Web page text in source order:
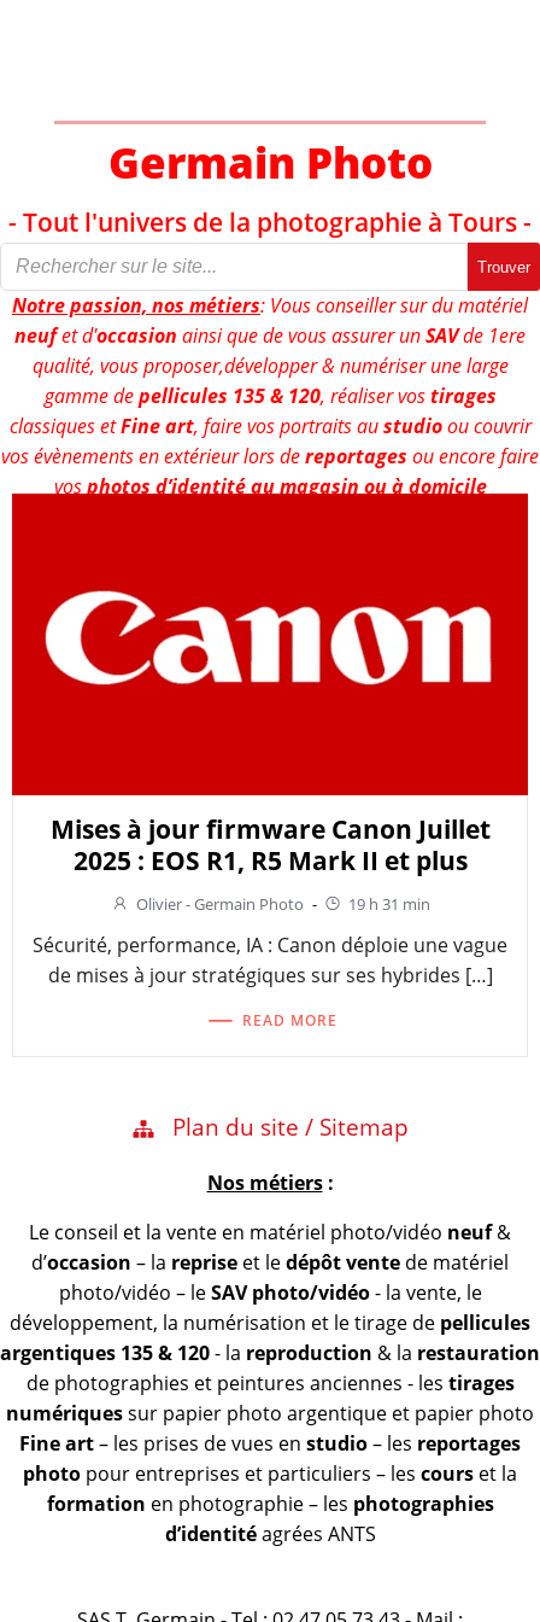
Germain Photo
- Tout l'univers de la photographie à Tours -
Trouver
Notre passion, nos métiers: Vous conseiller sur du matériel
neufet d'occasion ainsi que de vous assurer unSAVde 1ere
qualité, vous proposer,développer & numériser une large
gamme depellicules 135 & 120, réaliser vostirages
classiques etFine art, faire vos portraits austudioou couvrir
vos évènements en extérieur lors dereportages ou encore faire
vosphotos d’identité au magasin ou à domicile
Mises à jour firmware Canon Juillet
2025 : EOS R1, R5 Mark II et plus
Olivier - Germain Photo - 19 h 31 min
Sécurité, performance, IA : Canon déploie une vague
de mises à jour stratégiques sur ses hybrides […]
READ MORE
Plan du site / Sitemap
Nos métiers:
Le conseil et la vente en matériel photo/vidéo neuf&
d’occasion – la reprise et ledépôt vente de matériel
photo/vidéo – leSAV photo/vidéo- la vente, le
développement, la numérisation et le tirage de pellicules
argentiques 135 & 120- la reproduction & la restauration
de photographies et peintures anciennes - les tirages
numériquessur papier photo argentique et papier photo
Fine art– les prises de vues en studio– les reportages
photo pour entreprises et particuliers – les cours et la
formation en photographie – les photographies
d’identitéagrées ANTS